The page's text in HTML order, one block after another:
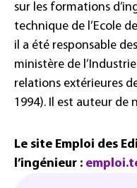
sur les formations
technique de l’Ecole
il a été responsable
ministère de
relations extérieures
1994). Il est auteur de
Le site Emploi des
l’ingénieur :